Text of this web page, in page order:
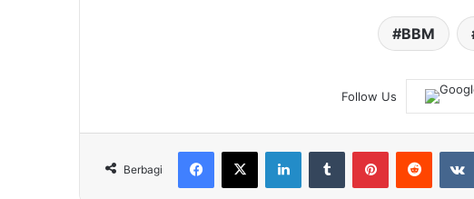
BBM
Follow Us
Berbagi
Facebook
X LinkedInTumblr PinterestReddit